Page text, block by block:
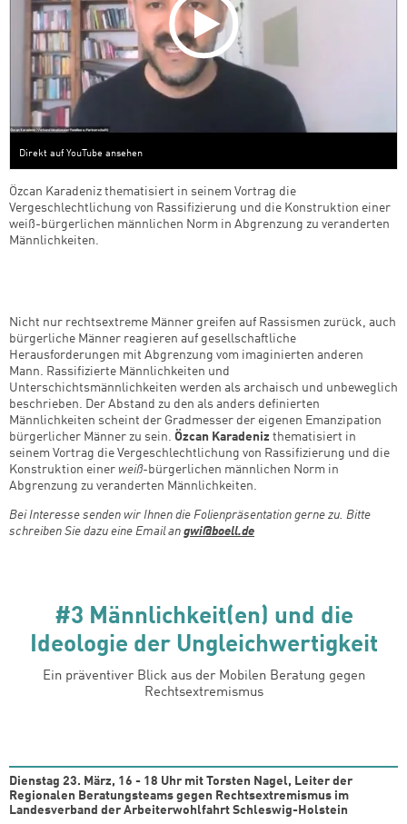
Direkt auf YouTube ansehen
Özcan Karadeniz thematisiert in seinem Vortrag die
Vergeschlechtlichung von Rassifizierung und die Konstruktion einer
weiß-bürgerlichen männlichen Norm in Abgrenzung zu veranderten
Männlichkeiten.
Nicht nur rechtsextreme Männer greifen auf Rassismen zurück, auch
bürgerliche Männer reagieren auf gesellschaftliche
Herausforderungen mit Abgrenzung vom imaginierten anderen
Mann. Rassifizierte Männlichkeiten und
Unterschichtsmännlichkeiten werden als archaisch und unbeweglich
beschrieben. Der Abstand zu den als anders definierten
Männlichkeiten scheint der Gradmesser der eigenen Emanzipation
bürgerlicher Männer zu sein. Özcan Karadeniz thematisiert in
seinem Vortrag die Vergeschlechtlichung von Rassifizierung und die
Konstruktion einer weiß-bürgerlichen männlichen Norm in
Abgrenzung zu veranderten Männlichkeiten.
Bei Interesse senden wir Ihnen die Folienpräsentation gerne zu. Bitte
schreiben Sie dazu eine Email an gwi@boell.de
#3 Männlichkeit(en) und die
Ideologie der Ungleichwertigkeit
Ein präventiver Blick aus der Mobilen Beratung gegen
Rechtsextremismus
Dienstag 23. März, 16 - 18 Uhr mit Torsten Nagel, Leiter der
Regionalen Beratungsteams gegen Rechtsextremismus im
Landesverband der Arbeiterwohlfahrt Schleswig-Holstein